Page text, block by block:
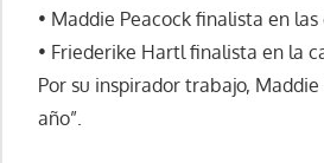
• Maddie Peacock finalista en
• Friederike Hartl finalista en la
Por su inspirador trabajo,
año”.